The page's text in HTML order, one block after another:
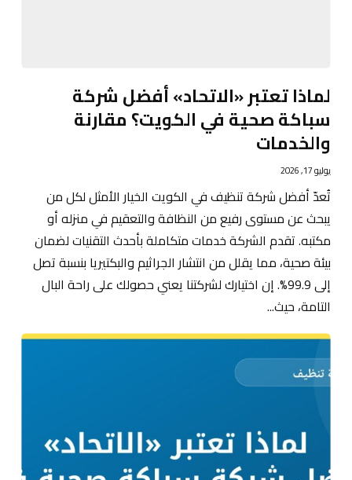
لماذا تعتبر «الاتحاد» أفضل شركة
سباكة صحية في الكويت؟ مقارنة
والخدمات
يوليو 17, 2026
تُعدّ أفضل شركة تنظيف في الكويت الخيار الأمثل لكل من
يبحث عن مستوى رفيع من النظافة والتعقيم في منزله أو
مكتبه. تقدم الشركة خدمات متكاملة بأحدث التقنيات لضمان
بيئة صحية، مما يقلل من انتشار الجراثيم والبكتيريا بنسبة تصل
إلى 99.9%. إن اختيارك لشركتنا يعني حصولك على راحة البال
التامة، حيث...